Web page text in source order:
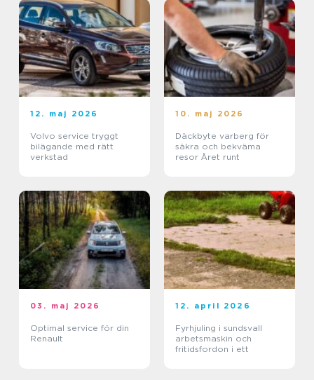
12. maj 2026
Volvo service tryggt
bilägande med rätt
verkstad
10. maj 2026
Däckbyte varberg för
säkra och bekväma
resor Året runt
03. maj 2026
Optimal service för din
Renault
12. april 2026
Fyrhjuling i sundsvall
arbetsmaskin och
fritidsfordon i ett